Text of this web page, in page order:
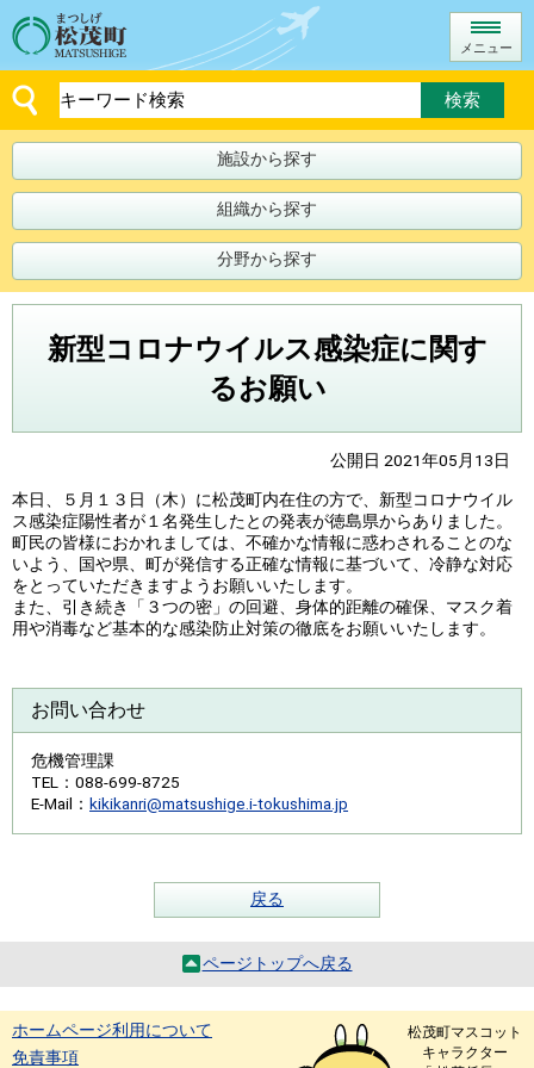
メニュー
施設から探す
組織から探す
分野から探す
新型コロナウイルス感染症に関す
るお願い
公開日 2021年05月13日
本日、５月１３日（木）に松茂町内在住の方で、新型コロナウイル
ス感染症陽性者が１名発生したとの発表が徳島県からありました。
町民の皆様におかれましては、不確かな情報に惑わされることのな
いよう、国や県、町が発信する正確な情報に基づいて、冷静な対応
をとっていただきますようお願いいたします。
また、引き続き「３つの密」の回避、身体的距離の確保、マスク着
用や消毒など基本的な感染防止対策の徹底をお願いいたします。
お問い合わせ
危機管理課
TEL
：088-699-8725
E-Mail ： kikikanri@matsushige.i-tokushima.jp
戻る
ページトップへ戻る
ホームページ利用について
免責事項
松茂町マスコット
キャラクター